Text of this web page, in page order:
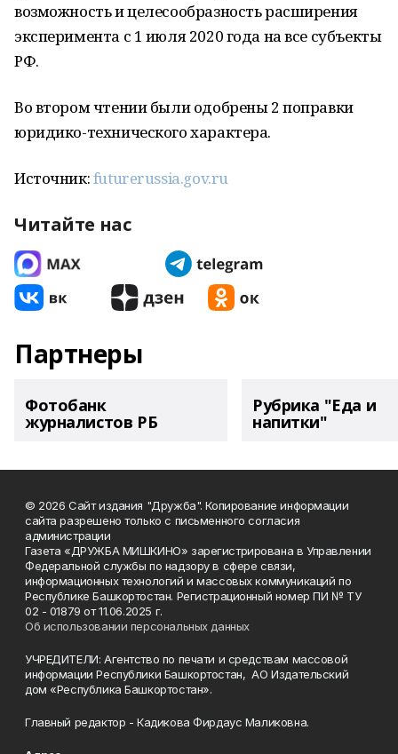
возможность и целесообразность расширения
эксперимента с 1 июля 2020 года на все субъекты
РФ.
Во втором чтении были одобрены 2 поправки
юридико-технического характера.
Источник:futurerussia.gov.ru
Читайте нас
Партнеры
Фотобанк
журналистов РБ
Рубрика "Еда и
напитки"
© 2026 Сайт издания "Дружба". Копирование информации
сайта разрешено только с письменного согласия
администрации
Газета «ДРУЖБА МИШКИНО» зарегистрирована в Управлении
Федеральной службы по надзору в сфере связи,
информационных технологий и массовых коммуникаций по
Республике Башкортостан. Регистрационный номер ПИ № ТУ
02 - 01879 от 11.06.2025 г.
Об использовании персональных данных
УЧРЕДИТЕЛИ: Агентство по печати и средствам массовой
информации Республики Башкортостан, АО Издательский
дом «Республика Башкортостан».
Главный редактор - Кадикова Фирдаус Маликовна.